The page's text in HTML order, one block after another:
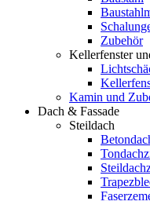
Zubehör
Kellerfenster
Kamin und
Dach & Fassade
Steildach